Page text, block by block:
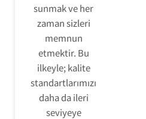
sunmak ve her
zaman sizleri
memnun
etmektir. Bu
ilkeyle; kalite
standartlarımızı
daha da ileri
seviyeye